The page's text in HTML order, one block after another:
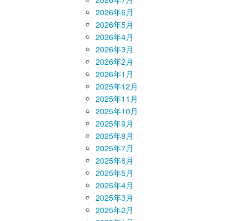
2026年6月
2026年5月
2026年4月
2026年3月
2026年2月
2026年1月
2025年12月
2025年11月
2025年10月
2025年9月
2025年8月
2025年7月
2025年6月
2025年5月
2025年4月
2025年3月
2025年2月